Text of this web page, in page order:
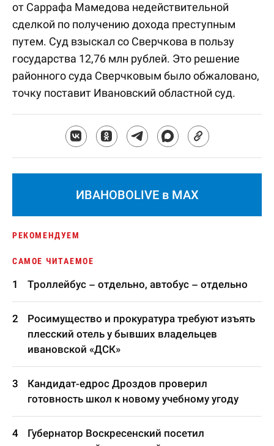
от Саррафа Мамедова недействительной
сделкой по получению дохода преступным
путем. Суд взыскал со Сверчкова в пользу
государства 12,76 млн рублей. Это решение
районного суда Сверчковым было обжаловано,
точку поставит Ивановский областной суд.
ИВАНОВОLIVE в MAX
РЕКОМЕНДУЕМ
САМОЕ ЧИТАЕМОЕ
Троллейбус – отдельно, автобус – отдельно
Росимущество и прокуратура требуют изъять
плесский отель у бывших владельцев
ивановской «ДСК»
Кандидат-едрос Дроздов проверил
готовность школ к новому учебному угоду
Губернатор Воскресенский посетил